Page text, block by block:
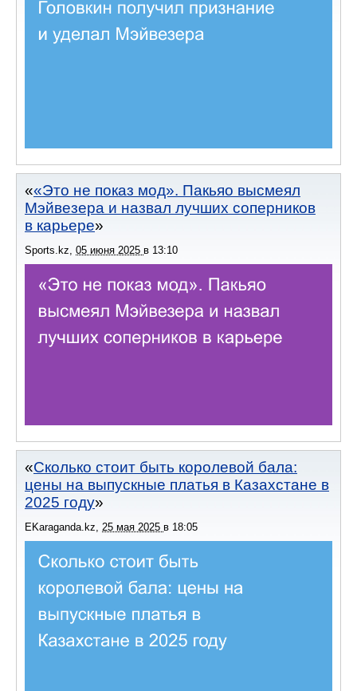
«Это не показ мод». Пакьяо высмеял
Мэйвезера и назвал лучших соперников
в карьере
Sports.kz 05 июня 2025 в 13:10
Сколько стоит быть королевой бала:
цены на выпускные платья в Казахстане в
2025 году
EKaraganda.kz 25 мая 2025 в 18:05